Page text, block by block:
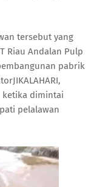
tersebut yang
Riau Andalan Pulp
pabrik
ketika dimintai
pelalawan